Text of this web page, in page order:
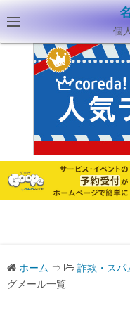
個
ホーム ⇒ 詐欺・スパ
グメール一覧